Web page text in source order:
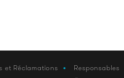
et Réclamations
Responsables